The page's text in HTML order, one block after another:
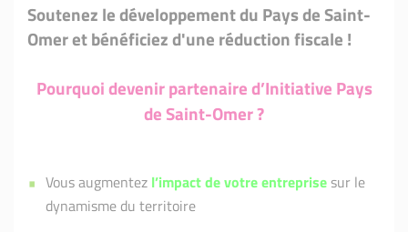
Soutenez le développement du Pays de Saint-
Omer et bénéficiez d'une réduction fiscale !
Pourquoi devenir partenaire d’Initiative Pays
de Saint-Omer ?
Vous augmentez l’impact de votre entreprisesur le
dynamisme du territoire